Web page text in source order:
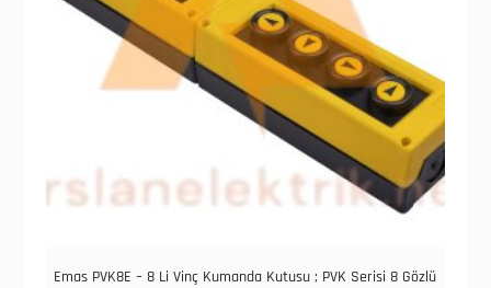
Emas PVK8E – 8 Li Vinç Kumanda Kutusu ; PVK Serisi 8 Gözlü